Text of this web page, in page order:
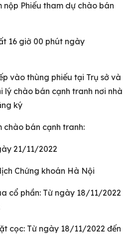
nộp Phiếu tham dự chào bán
16 giờ 00 phút ngày
vào thùng phiếu tại Trụ sở và
lý chào bán cạnh tranh nơi nhà
ký
chào bán cạnh tranh:
21/11/2022
Chứng khoán Hà Nội
cổ phần: Từ ngày 18/11/2022
cọc: Từ ngày 18/11/2022 đến